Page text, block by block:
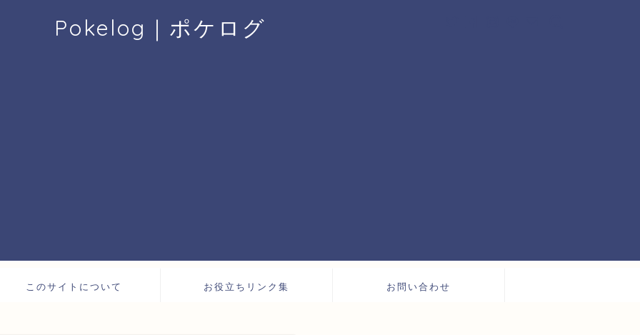
Pokelog｜ポケログ
このサイトについて お役立ちリンク集 お問い合わせ